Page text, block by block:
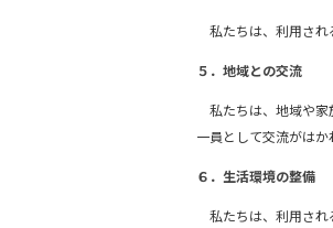
私たちは、利用さ
５．地域との交流
私たちは、地域や家
一員として交流がは
６．生活環境の整備
私たちは、利用され